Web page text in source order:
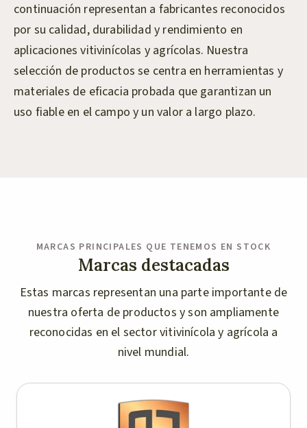
continuación representan a fabricantes reconocidos
por su calidad, durabilidad y rendimiento en
aplicaciones vitivinícolas y agrícolas. Nuestra
selección de productos se centra en herramientas y
materiales de eficacia probada que garantizan un
uso fiable en el campo y un valor a largo plazo.
MARCAS PRINCIPALES QUE TENEMOS EN STOCK
Marcas destacadas
Estas marcas representan una parte importante de
nuestra oferta de productos y son ampliamente
reconocidas en el sector vitivinícola y agrícola a
nivel mundial.